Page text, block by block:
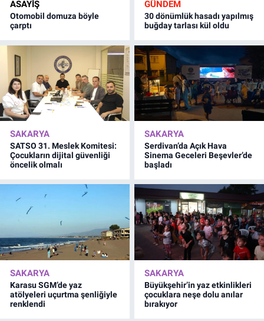
ASAYİŞ
Otomobil domuza böyle
çarptı
GÜNDEM
30 dönümlük hasadı yapılmış
buğday tarlası kül oldu
SAKARYA
SATSO 31. Meslek Komitesi:
Çocukların dijital güvenliği
öncelik olmalı
SAKARYA
Serdivan’da Açık Hava
Sinema Geceleri Beşevler’de
başladı
SAKARYA
Karasu SGM’de yaz
atölyeleri uçurtma şenliğiyle
renklendi
SAKARYA
Büyükşehir’in yaz etkinlikleri
çocuklara neşe dolu anılar
bırakıyor